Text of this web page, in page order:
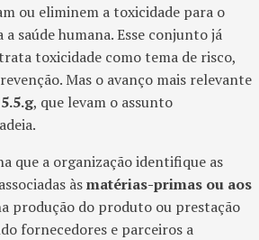
ou eliminem a toxicidade para o
saúde humana. Esse conjunto já
toxicidade como tema de risco,
Mas o avanço mais relevante
5.5.g, que levam o assunto
que a organização identifique as
àsmatérias-primas ou aos
produção do produto ou prestação
fornecedores e parceiros a